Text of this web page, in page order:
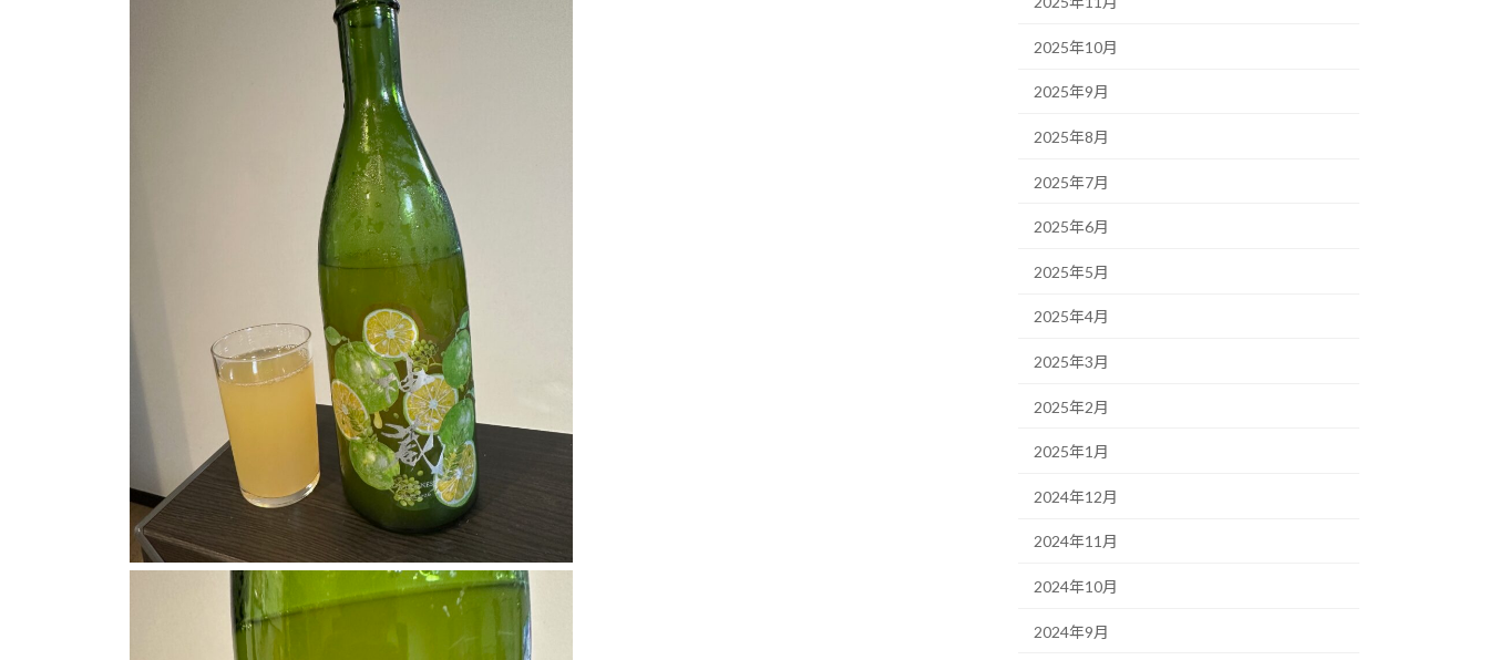
2025年10月
2025年9月
2025年8月
2025年7月
2025年6月
2025年5月
2025年4月
2025年3月
2025年2月
2025年1月
2024年12月
2024年11月
2024年10月
2024年9月